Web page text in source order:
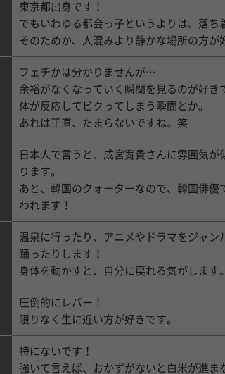
東京都出身です！
でもいわゆる都会っ子というよりは、落ち
そのためか、人混みより静かな場所の方が
フェチかは分かりませんが…
余裕がなくなっていく瞬間を見るのが好き
体が反応してビクってしまう瞬間とか。
あれは正直、たまらないですね。笑
日本人で言うと、成宮寛貴さんに雰囲気が
ります。
あと、韓国のクォーターなので、韓国俳優
われます！
温泉に行ったり、アニメやドラマをジャン
踊ったりします！
身体を動かすと、自分に戻れる気がします。
圧倒的にレバー！
限りなく生に近い方が好きです。
特にないです！
強いて言えば、おかずがないと白米が進ま